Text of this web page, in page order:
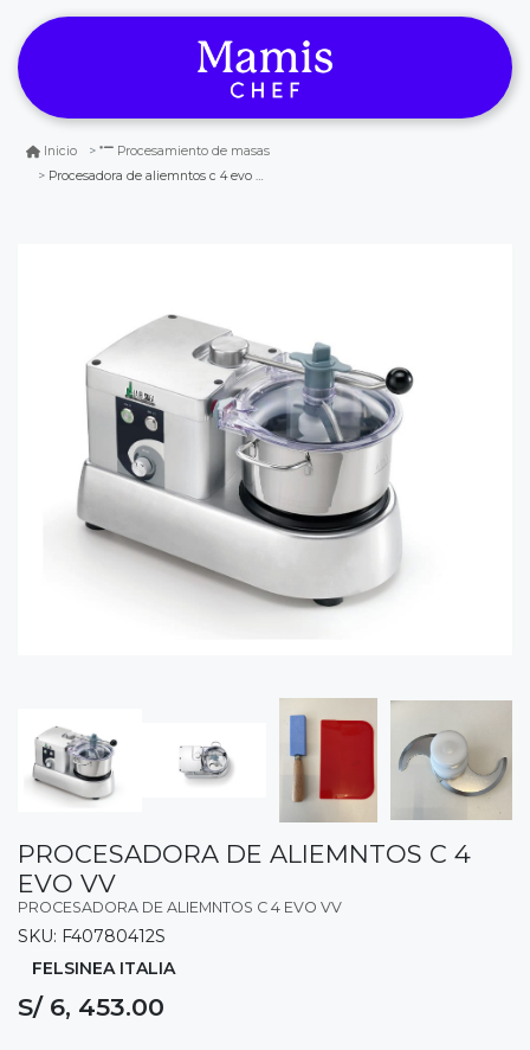
Inicio
Procesamiento de masas
Procesadora de aliemntos c 4 evo vv
PROCESADORA DE ALIEMNTOS C 4
EVO VV
PROCESADORA DE ALIEMNTOS C 4 EVO VV
SKU: F40780412S
FELSINEA ITALIA
S/ 6, 453.00